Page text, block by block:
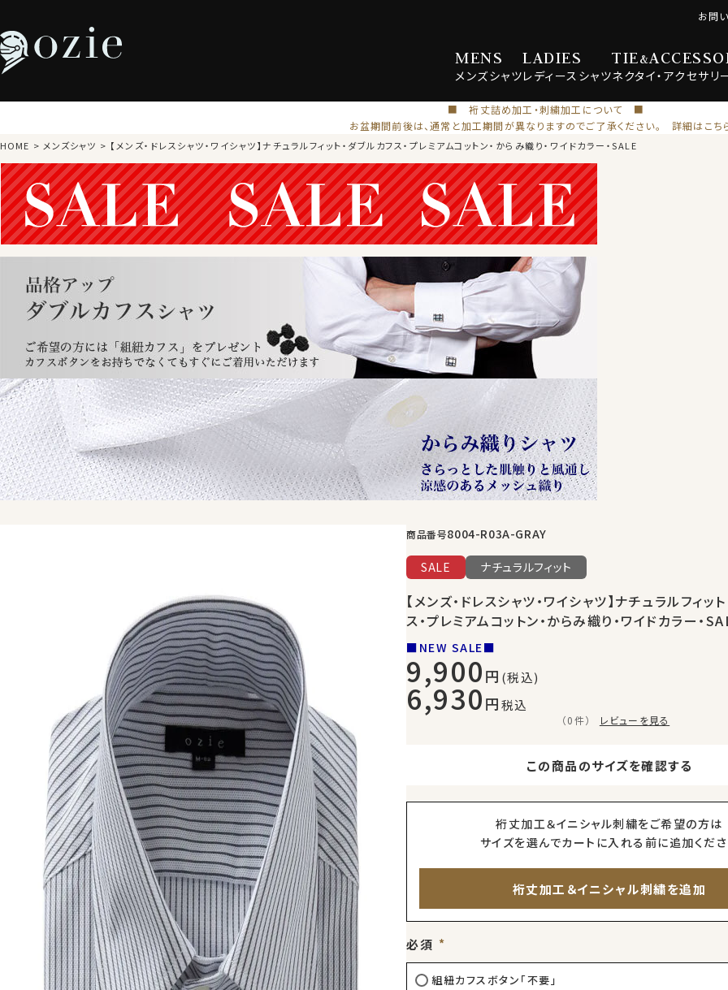
MENS
メンズシャツ
LADIES
レディース シャツ
TIE&
ネクタイ・ アクセサリ
お問
■ 裄丈詰め加工・刺繍加工について ■
お盆期間前後は、通常と加工期間が異なりますのでご了承ください。 詳細はこ
HOME メンズシャツ 【メンズ・ドレスシャツ・ワイシャツ】ナチュラルフィット・ダブルカフス・プレミアムコットン・からみ織り・ワイドカラー・SALE
商品番号8004-R03A-GRAY
SALE ナチュラルフィット
【メンズ・ドレスシャツ・ワイシャツ】ナチュラルフィッ
ス・プレミアムコットン・からみ織り・ワイドカラー・
■NEW SALE■
9,900 (税込)
6,930 税込
（0件） レビューを見る
この商品のサイズを確認する
裄丈加工＆イニシャル刺繍をご希望の方は
サイズを選んでカートに入れる前に追加くだ
裄丈加工＆イニシャル刺繍を追加
必須
組紐カフスボタン「不要」